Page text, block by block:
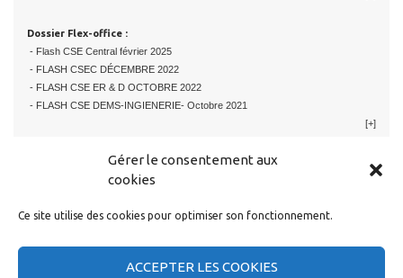
Gérer le consentement aux
cookies
Ce site utilise des cookies pour optimiser son fonctionnement.
ACCEPTER LES COOKIES
Dossier Flex-office :
- Flash CSE Central février 2025
- FLASH CSEC DÉCEMBRE 2022
- FLASH CSE ER & D OCTOBRE 2022
- FLASH CSE DEMS-INGIENERIE- Octobre 2021
[+]
RESTER EN CONTACT